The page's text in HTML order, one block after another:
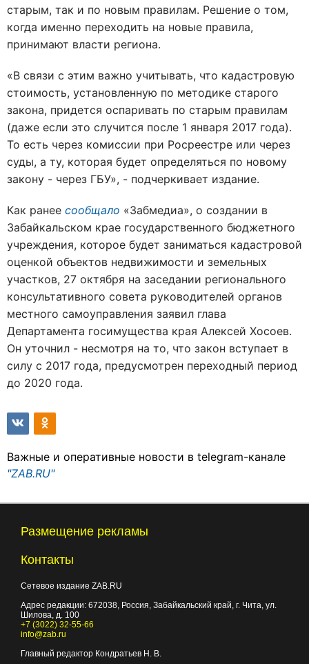
старым, так и по новым правилам. Решение о том,
когда именно переходить на новые правила,
принимают власти региона.
«В связи с этим важно учитывать, что кадастровую
стоимость, установленную по методике старого
закона, придется оспаривать по старым правилам
(даже если это случится после 1 января 2017 года).
То есть через комиссии при Росреестре или через
суды, а ту, которая будет определяться по новому
закону - через ГБУ», - подчеркивает издание.
Как ранее сообщало «Забмедиа», о создании в
Забайкальском крае государственного бюджетного
учреждения, которое будет заниматься кадастровой
оценкой объектов недвижимости и земельных
участков, 27 октября на заседании регионального
консультативного совета руководителей органов
местного самоуправления заявил глава
Департамента госимущества края Алексей Хосоев.
Он уточнил - несмотря на то, что закон вступает в
силу с 2017 года, предусмотрен переходный период
до 2020 года.
Важные и оперативные новости в telegram-канале
"ZAB.RU"
Размещение рекламы
Контакты
Сетевое издание ZAB.RU
Адрес редакции: 672038, Россия, Забайкальский край, г. Чита, ул.
Шилова, д. 100
+7 (3022) 32-55-66
info@zab.ru
Главный редактор Кондратьев Н. В.